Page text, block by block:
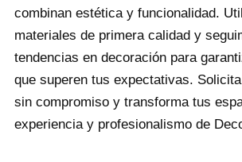
combinan estética y funcionalidad.
materiales de primera calidad y
tendencias en decoración para
que superen tus expectativas.
sin compromiso y transforma tus
experiencia y profesionalismo de